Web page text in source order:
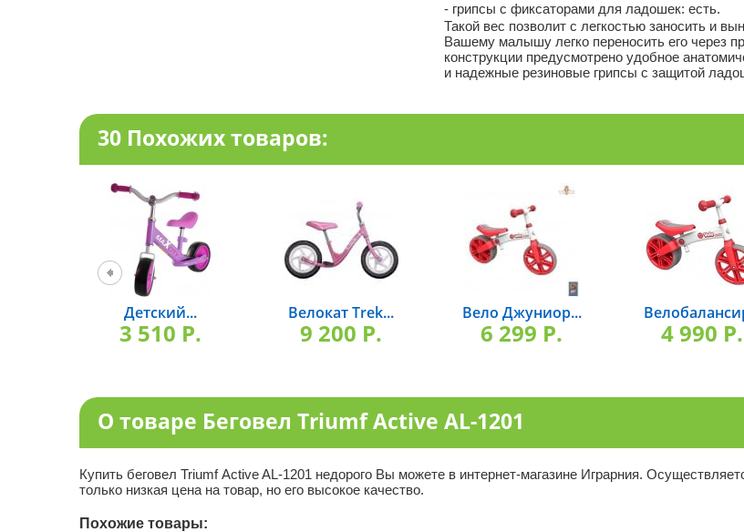
- грипсы с фиксаторами для ладошек: есть.
Такой вес позволит с легкостью заносить и
Вашему малышу легко переносить его через
конструкции предусмотрено удобное
и надежные резиновые грипсы с защитой
30 Похожих товаров:
Детский...
3 510 P.
Велокат Trek...
9 200 P.
Вело Джуниор...
6 299 P. 4 990 P.
О товаре Беговел Triumf Active AL-1201
Купить беговел Triumf Аctive AL-1201 недорого Вы можете в интернет-магазине Играрния.
только низкая цена на товар, но его высокое качество.
Похожие товары: